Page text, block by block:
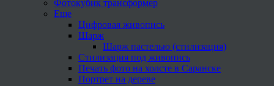
Фотокубик трансформер
Еще
Цифровая живопись
Шарж
Шарж пастелью (стилизация)
Стилизация под живопись
Печать фото на холсте в Саранске
Портрет на дереве